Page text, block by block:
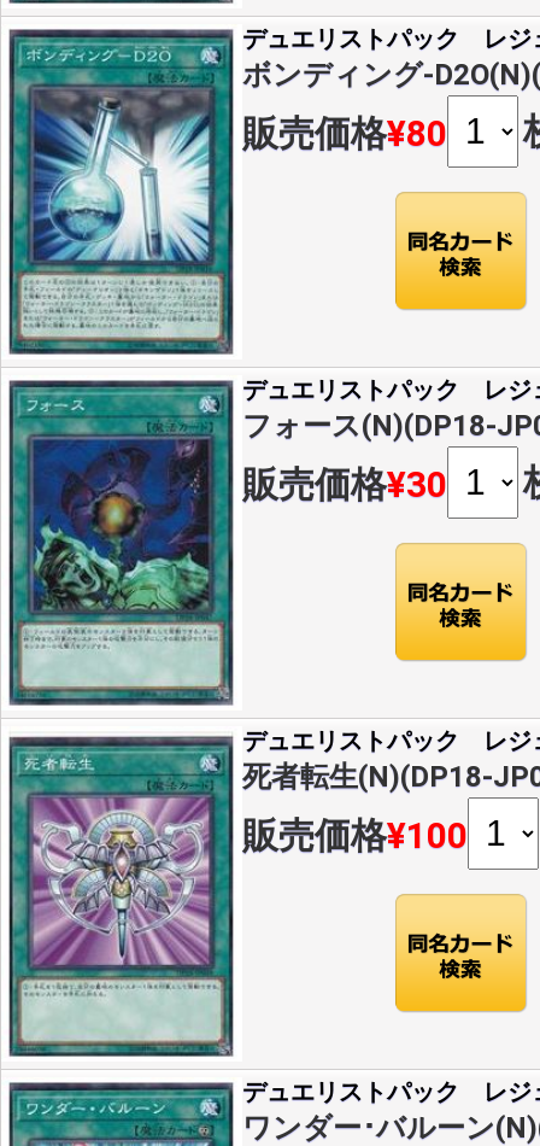
デュエリストパック レジ
ボンディング-
販売価格¥80
デュエリストパック レジ
フォース(N)(DP18-
販売価格¥30
デュエリストパック レジ
死者転生(N)(DP18-
販売価格¥100
デュエリストパック レジ
ワンダー･バルーン